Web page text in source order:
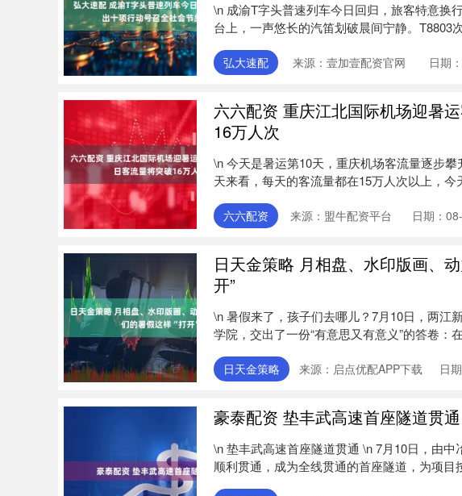
\n 成渝T字头普速列车今日回归，旅客特意换
台上，一声悠长的汽笛划破晨间宁静。T8803
弘大速配 来源：壹加壹配资官网 日期
六六配资 重庆江北国际机场迎暑
16万人次
\n 今天是暑运第10天，重庆机场客流量逐步
天来看，每天的客流量都在15万人次以上，
六六配资 来源：盟牛配资平台 日期：
日天金策略 月相盘、水印版画、
开”
\n 暑假来了，孩子们去哪儿？7月10日，两江
学院，交出了一份“有意思又有意义”的答卷：
日天金策略 来源：启点优配APP下载 日
豪泰配资 垫丰武高速首座隧道贯通
\n 垫丰武高速首座隧道贯通 \n 7月10日，由
顺利贯通，成为全线贯通的首座隧道，为项